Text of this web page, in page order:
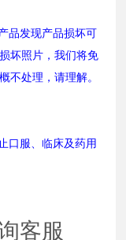
品发现产品损坏可
坏照片，我们将免
不处理，请理解。
口服、临床及药用
客服